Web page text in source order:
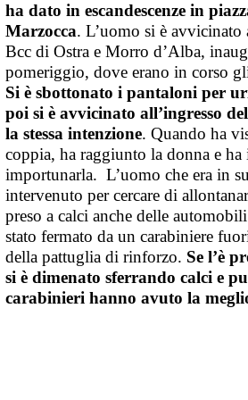
ha dato in escandescenze in
Marzocca. L’uomo si è avvicinato
Bcc di Ostra e Morro d’Alba,
pomeriggio, dove erano in corso
Si è sbottonato i pantaloni per
poi si è avvicinato all’ingresso
la stessa intenzione. Quando ha
coppia, ha raggiunto la donna e ha
importunarla. L’uomo che era in
intervenuto per cercare di
preso a calci anche delle
stato fermato da un carabiniere
della pattuglia di rinforzo. Se l’è
si è dimenato sferrando calci e
carabinieri hanno avuto la